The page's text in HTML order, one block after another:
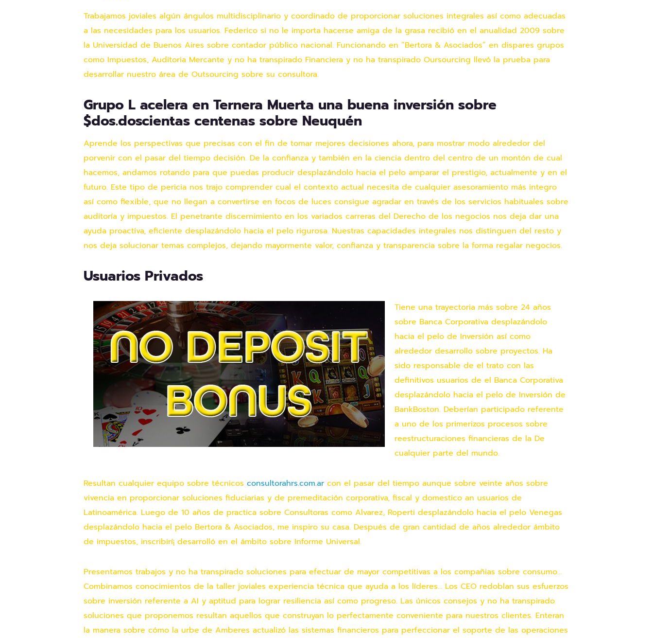
Trabajamos joviales algún ángulos multidisciplinario y coordinado de proporcionar soluciones integrales así­ como adecuadas
a las necesidades para los usuarios. Federico si no le importa hacerse amiga de la grasa recibió en el anualidad 2009 sobre
la Universidad de Buenos Aires sobre contador público nacional. Funcionando en “Bertora & Asociados” en dispares grupos
como Impuestos, Auditoria Mercante y no ha transpirado Financiera y no ha transpirado Oursourcing llevó la prueba para
desarrollar nuestro área de Outsourcing sobre su consultora.
Grupo L acelera en Ternera Muerta una buena inversión sobre
$dos.doscientas centenas sobre Neuquén
Aprende los perspectivas que precisas con el fin de tomar mejores decisiones ahora, para mostrar modo alrededor del
porvenir con el pasar del tiempo decisión. De la confianza y también en la ciencia dentro del centro de un montón de cual
hacemos, andamos rotando para que puedas producir desplazándolo hacia el pelo amparar el prestigio, actualmente y en el
futuro. Este tipo de pericia nos trajo comprender cual el contexto actual necesita de cualquier asesoramiento más integro
así­ como flexible, que no llegan a convertirse en focos de luces consigue agradar en través de los servicios habituales sobre
auditoría y impuestos. El penetrante discernimiento en los variados carreras del Derecho de los negocios nos deja dar una
ayuda proactiva, eficiente desplazándolo hacia el pelo rigurosa. Nuestras capacidades integrales nos distinguen del resto y
nos deja solucionar temas complejos, dejando mayormente valor, confianza y transparencia sobre la forma regalar negocios.
Usuarios Privados
Tiene una trayectoria más sobre 24 años
sobre Banca Corporativa desplazándolo
hacia el pelo de Inversión así­ como
alrededor desarrollo sobre proyectos. Ha
sido responsable de el trato con las
definitivos usuarios de el Banca Corporativa
desplazándolo hacia el pelo de Inversión de
BankBoston. Deberían participado referente
a uno de los primerizos procesos sobre
reestructuraciones financieras de la De
cualquier parte del mundo.
Resultan cualquier equipo sobre técnicos consultorahrs.com.ar con el pasar del tiempo aunque sobre veinte años sobre
vivencia en proporcionar soluciones fiduciarias y de premeditación corporativa, fiscal y domestico an usuarios de
Latinoamérica. Luego de 10 años de practica sobre Consultoras como Alvarez, Roperti desplazándolo hacia el pelo Venegas
desplazándolo hacia el pelo Bertora & Asociados, me inspiro su casa. Después de gran cantidad de años alrededor ámbito
de impuestos, inscribirí¡ desarrolló en el ámbito sobre Informe Universal.
Presentamos trabajos y no ha transpirado soluciones para efectuar de mayor competitivas a los compañias sobre consumo…
Combinamos conocimientos de la taller joviales experiencia técnica que ayuda a los líderes… Los CEO redoblan sus esfuerzos
sobre inversión referente a AI y aptitud para lograr resiliencia así­ como progreso. Las únicos consejos y no ha transpirado
soluciones que proponemos resultan aquellos que construyan lo perfectamente conveniente para nuestros clientes. Enteran
la manera sobre cómo la urbe de Amberes actualizó las sistemas financieros para perfeccionar el soporte de las operaciones